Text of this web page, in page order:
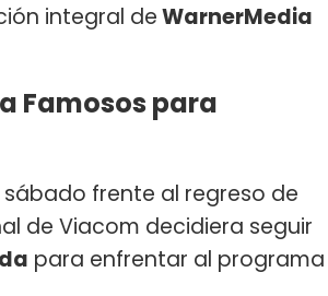
integral deWarnerMedia
Famosos para
frente al regreso de
de Viacom decidiera seguir
para enfrentar al programa